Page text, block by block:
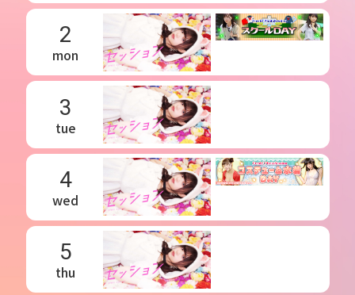
2
mon
3
tue
4
wed
5
thu